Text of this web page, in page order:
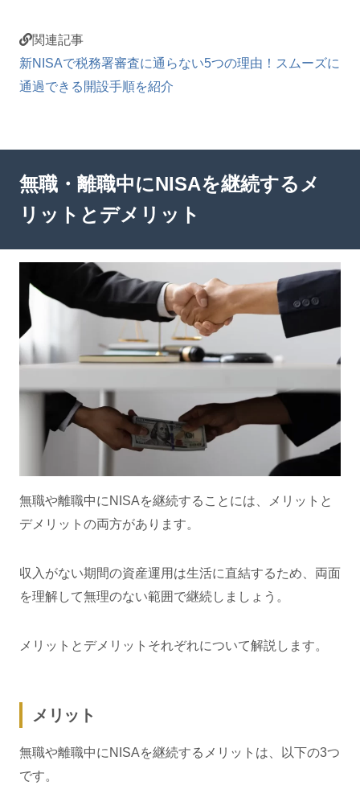
関連記事
新NISAで税務署審査に通らない5つの理由！スムーズに
通過できる開設手順を紹介
無職・離職中にNISAを継続するメ
リットとデメリット
無職や離職中にNISAを継続することには、メリットと
デメリットの両方があります。
収入がない期間の資産運用は生活に直結するため、両面
を理解して無理のない範囲で継続しましょう。
メリットとデメリットそれぞれについて解説します。
メリット
無職や離職中にNISAを継続するメリットは、以下の3つ
です。